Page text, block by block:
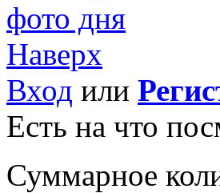
фото дня
Наверх
Вход или
Есть на что
Суммарное